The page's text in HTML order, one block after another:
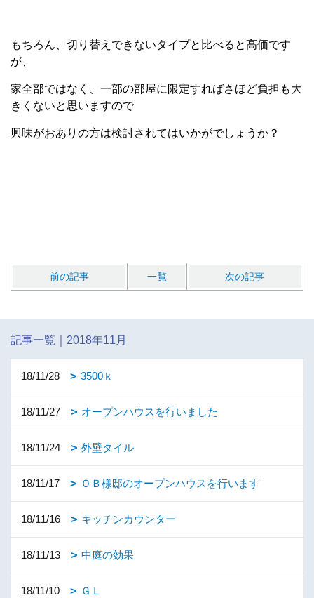
もちろん、切り替えできないタイプと比べると高価です
が、
家全部ではなく、一部の部屋に限定すればさほど負担も大
きくないと思いますので
興味がおありの方は検討されてはいかがでしょうか？
前の記事 一覧 次の記事
記事一覧｜2018年11月
18/11/28 3500ｋ
18/11/27 オープンハウスを行いました
18/11/24 外壁タイル
18/11/17 ＯＢ様邸のオープンハウスを行います
18/11/16 キッチンカウンター
18/11/13 中庭の効果
18/11/10 ＧＬ